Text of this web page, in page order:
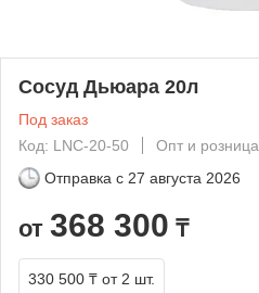
Сосуд Дьюара 20л
Под заказ
Код: LNC-20-50
Опт и розница
Отправка с 27 августа 2026
от 368 300 ₸
330 500 ₸ от 2 шт.